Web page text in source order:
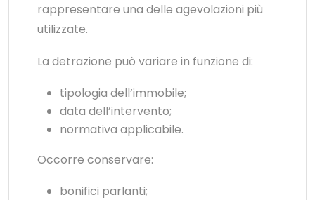
rappresentare una delle agevolazioni più
utilizzate.
La detrazione può variare in funzione di:
tipologia dell’immobile;
data dell’intervento;
normativa applicabile.
Occorre conservare:
bonifici parlanti;